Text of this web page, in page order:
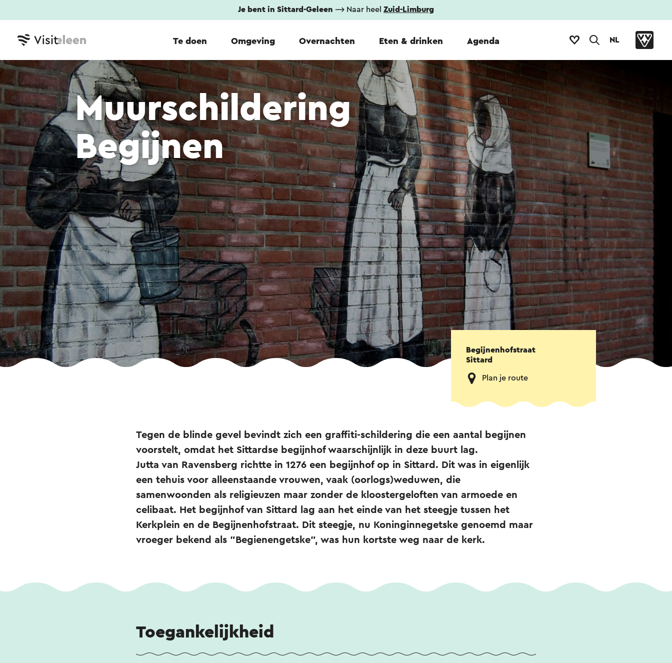
Je bent in Sittard-Geleen ⟶ Naar heel Zuid-Limburg
Te doen Omgeving Overnachten Eten & drinken Agenda NL
Muurschildering
Begijnen
Begijnenhofstraat
Sittard
Plan je route
Tegen de blinde gevel bevindt zich een graffiti-schildering die een aantal begijnen
voorstelt, omdat het Sittardse begijnhof waarschijnlijk in deze buurt lag.
Jutta van Ravensberg richtte in 1276 een begijnhof op in Sittard. Dit was in eigenlijk
een tehuis voor alleenstaande vrouwen, vaak (oorlogs)weduwen, die
samenwoonden als religieuzen maar zonder de kloostergeloften van armoede en
celibaat. Het begijnhof van Sittard lag aan het einde van het steegje tussen het
Kerkplein en de Begijnenhofstraat. Dit steegje, nu Koninginnegetske genoemd maar
vroeger bekend als "Begienengetske", was hun kortste weg naar de kerk.
Toegankelijkheid